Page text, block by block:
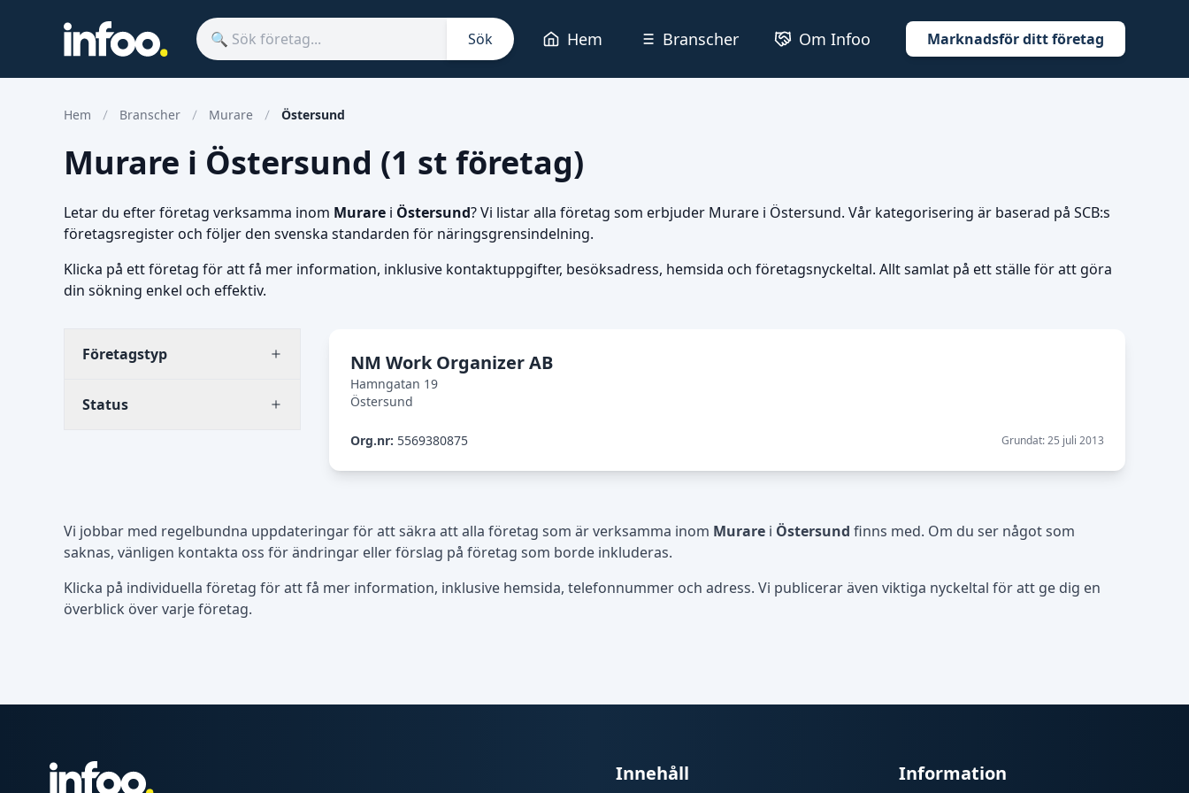
Sök Hem Branscher Om Infoo Marknadsför ditt företag
Hem Branscher Murare Östersund
Murare i Östersund (1 st företag)
Letar du efter företag verksamma inom Murare i Östersund? Vi listar alla företag som erbjuder Murare i Östersund. Vår kategorisering är baserad på SCB:s
företagsregister och följer den svenska standarden för näringsgrensindelning.
Klicka på ett företag för att få mer information, inklusive kontaktuppgifter, besöksadress, hemsida och företagsnyckeltal. Allt samlat på ett ställe för att göra
din sökning enkel och effektiv.
Företagstyp
Status
NM Work Organizer AB
Hamngatan 19
Östersund
Org.nr: 5569380875 Grundat: 25 juli 2013
Vi jobbar med regelbundna uppdateringar för att säkra att alla företag som är verksamma inom Murare i Östersund finns med. Om du ser något som
saknas, vänligen kontakta oss för ändringar eller förslag på företag som borde inkluderas.
Klicka på individuella företag för att få mer information, inklusive hemsida, telefonnummer och adress. Vi publicerar även viktiga nyckeltal för att ge dig en
överblick över varje företag.
Innehåll Information